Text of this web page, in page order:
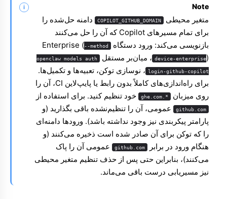
Note
متغیر محیطی COPILOT_GITHUB_DOMAIN دامنه حل‌شده را
برای تمام مسیرهای Copilot که آن را حل می‌کنند
بازنویسی می‌کند: ورود دستگاه Enterprise (
--method
device-enterprise)، میان‌بر مستقل openclaw models auth
login-github-copilot ، نوسازی توکن، تعبیه‌ها و تکمیل‌ها.
برای راه‌اندازی‌های کاملاً بدون رابط یا پایپ‌لاین CI، آن را
روی میزبان
*.ghe.com خود تنظیم کنید. برای استفاده از
github.com عمومی، آن را تنظیم‌نشده باقی بگذارید (و
پارامتر پیکربندی نیز وجود نداشته باشد). ورودها دامنه‌ای
را که توکن برای آن صادر شده است ذخیره می‌کنند (و
هنگام ورود در برابر
github.com عمومی آن را پاک
می‌کنند)، بنابراین حتی پس از حذف تنظیم متغیر محیطی
نیز مسیریابی درست باقی می‌ماند.